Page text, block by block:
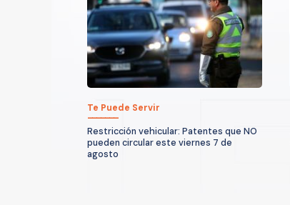
Te Puede Servir
Restricción vehicular: Patentes que NO
pueden circular este viernes 7 de
agosto